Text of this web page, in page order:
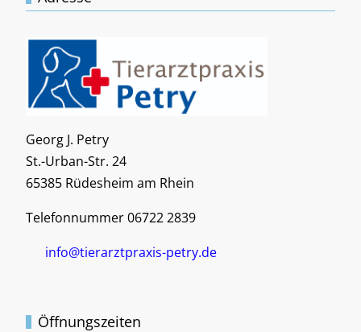
Georg J. Petry
St.-Urban-Str. 24
65385 Rüdesheim am Rhein
Telefonnummer 06722 2839
info@tierarztpraxis-petry.de
Öffnungszeiten